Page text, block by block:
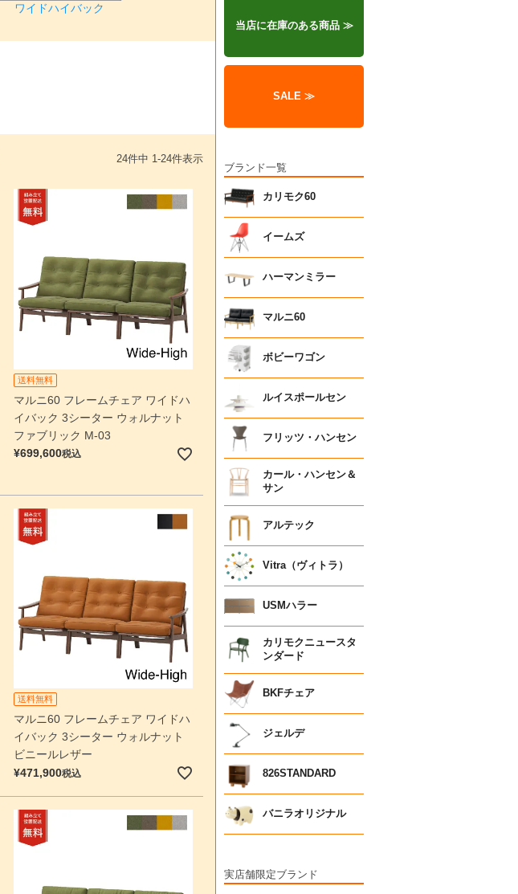
ワイドハイバック
24件中 1-24件表示
送料無料
マルニ60 フレームチェア ワイドハ
イバック 3シーター ウォルナット
ファブリック M-03
¥699,600税込
送料無料
マルニ60 フレームチェア ワイドハ
イバック 3シーター ウォルナット
ビニールレザー
¥471,900税込
当店に在庫のある商品 ≫
SALE ≫
ブランド一覧
カリモク60
イームズ
ハーマンミラー
マルニ60
ボビーワゴン
ルイスポールセン
フリッツ・ハンセン
カール・ハンセン＆
サン
アルテック
Vitra（ヴィトラ）
USMハラー
カリモクニュースタ
ンダード
BKFチェア
ジェルデ
826STANDARD
バニラオリジナル
実店舗限定ブランド